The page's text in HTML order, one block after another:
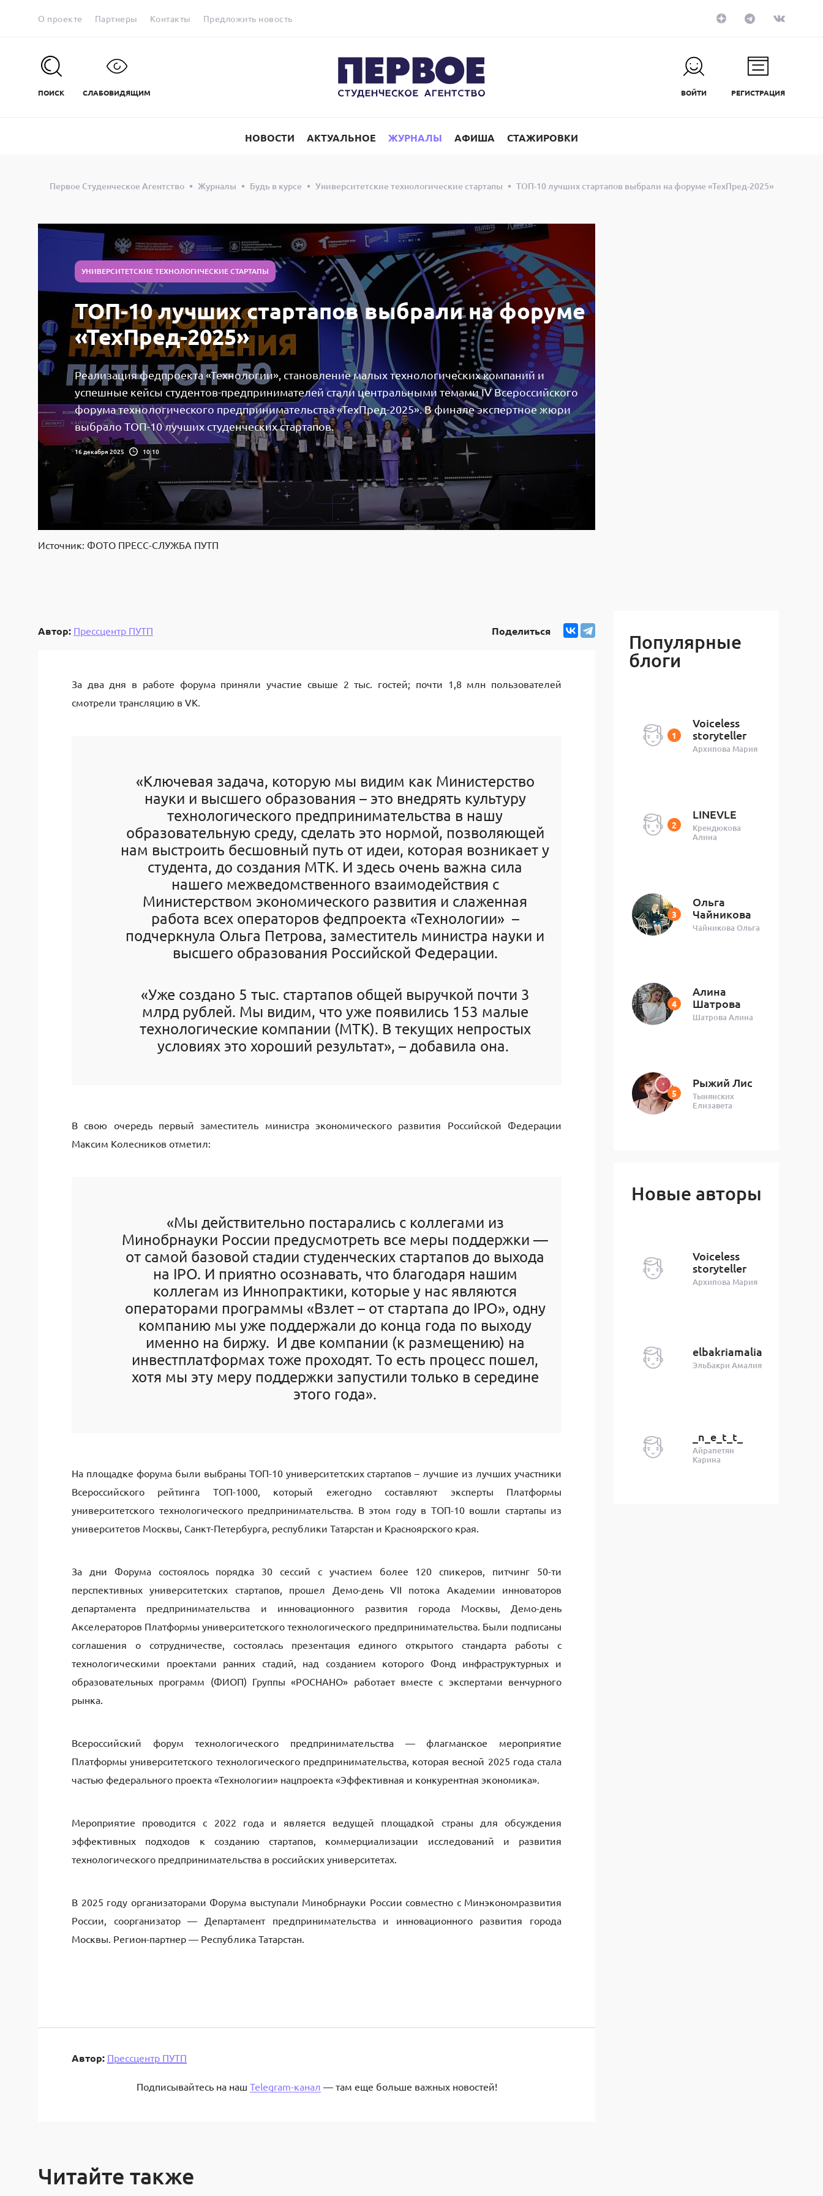
О проекте Партнеры Контакты Предложить новость
ПОИСК СЛАБОВИДЯЩИМ ВОЙТИ РЕГИСТРАЦИЯ
НОВОСТИ АКТУАЛЬНОЕ ЖУРНАЛЫ АФИША СТАЖИРОВКИ
Первое Студенческое Агентство Журналы Будь в курсе Университетские технологические стартапы ТОП-10 лучших стартапов выбрали на форуме «ТехПред-2025»
УНИВЕРСИТЕТСКИЕ ТЕХНОЛОГИЧЕСКИЕ СТАРТАПЫ
ТОП-10 лучших стартапов выбрали на форуме
«ТехПред-2025»
Реализация федпроекта «Технологии», становление малых технологических компаний и
успешные кейсы студентов-предпринимателей стали центральными темами IV Всероссийского
форума технологического предпринимательства «ТехПред-2025». В финале экспертное жюри
выбрало ТОП-10 лучших студенческих стартапов.
16 декабря 2025 10:10
Источник: ФОТО ПРЕСС-СЛУЖБА ПУТП
Автор: Прессцентр ПУТП Поделиться
За два дня в работе форума приняли участие свыше 2 тыс. гостей; почти 1,8 млн пользователей
смотрели трансляцию в VK.
«Ключевая задача, которую мы видим как Министерство
науки и высшего образования – это внедрять культуру
технологического предпринимательства в нашу
образовательную среду, сделать это нормой, позволяющей
нам выстроить бесшовный путь от идеи, которая возникает у
студента, до создания МТК. И здесь очень важна сила
нашего межведомственного взаимодействия с
Министерством экономического развития и слаженная
работа всех операторов федпроекта «Технологии» –
подчеркнула Ольга Петрова, заместитель министра науки и
высшего образования Российской Федерации.
«Уже создано 5 тыс. стартапов общей выручкой почти 3
млрд рублей. Мы видим, что уже появились 153 малые
технологические компании (МТК). В текущих непростых
условиях это хороший результат», – добавила она.
В свою очередь первый заместитель министра экономического развития Российской Федерации
Максим Колесников отметил:
«Мы действительно постарались с коллегами из
Минобрнауки России предусмотреть все меры поддержки —
от самой базовой стадии студенческих стартапов до выхода
на IPO. И приятно осознавать, что благодаря нашим
коллегам из Иннопрактики, которые у нас являются
операторами программы «Взлет – от стартапа до IPO», одну
компанию мы уже поддержали до конца года по выходу
именно на биржу. И две компании (к размещению) на
инвестплатформах тоже проходят. То есть процесс пошел,
хотя мы эту меру поддержки запустили только в середине
этого года».
На площадке форума были выбраны ТОП-10 университетских стартапов – лучшие из лучших участники
Всероссийского рейтинга ТОП-1000, который ежегодно составляют эксперты Платформы
университетского технологического предпринимательства. В этом году в ТОП-10 вошли стартапы из
университетов Москвы, Санкт-Петербурга, республики Татарстан и Красноярского края.
За дни Форума состоялось порядка 30 сессий с участием более 120 спикеров, питчинг 50-ти
перспективных университетских стартапов, прошел Демо-день VII потока Академии инноваторов
департамента предпринимательства и инновационного развития города Москвы, Демо-день
Акселераторов Платформы университетского технологического предпринимательства. Были подписаны
соглашения о сотрудничестве, состоялась презентация единого открытого стандарта работы с
технологическими проектами ранних стадий, над созданием которого Фонд инфраструктурных и
образовательных программ (ФИОП) Группы «РОСНАНО» работает вместе с экспертами венчурного
рынка.
Всероссийский форум технологического предпринимательства — флагманское мероприятие
Платформы университетского технологического предпринимательства, которая весной 2025 года стала
частью федерального проекта «Технологии» нацпроекта «Эффективная и конкурентная экономика».
Мероприятие проводится с 2022 года и является ведущей площадкой страны для обсуждения
эффективных подходов к созданию стартапов, коммерциализации исследований и развития
технологического предпринимательства в российских университетах.
В 2025 году организаторами Форума выступали Минобрнауки России совместно с Минэкономразвития
России, соорганизатор — Департамент предпринимательства и инновационного развития города
Москвы. Регион-партнер — Республика Татарстан.
Автор: Прессцентр ПУТП
Подписывайтесь на наш Telegram-канал — там еще больше важных новостей!
Читайте также
Популярные
блоги
Voiceless
storyteller
Архипова Мария
LINEVLE
Крендюкова
Алина
Ольга
Чайникова
Чайникова Ольга
Алина
Шатрова
Шатрова Алина
Рыжий Лис
Тынянских
Елизавета
Новые авторы
Voiceless
storyteller
Архипова Мария
elbakriamalia
ЭльБакри Амалия
_n_e_t_t_
Айрапетян
Карина